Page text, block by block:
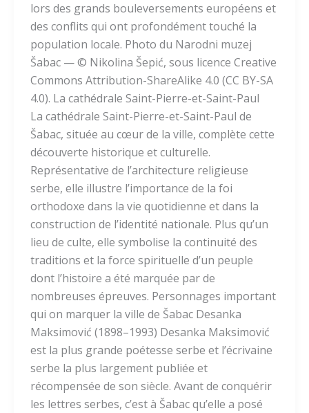
lors des grands bouleversements européens et
des conflits qui ont profondément touché la
population locale. Photo du Narodni muzej
Šabac — © Nikolina Šepić, sous licence Creative
Commons Attribution-ShareAlike 4.0 (CC BY-SA
4.0). La cathédrale Saint-Pierre-et-Saint-Paul
La cathédrale Saint-Pierre-et-Saint-Paul de
Šabac, située au cœur de la ville, complète cette
découverte historique et culturelle.
Représentative de l’architecture religieuse
serbe, elle illustre l’importance de la foi
orthodoxe dans la vie quotidienne et dans la
construction de l’identité nationale. Plus qu’un
lieu de culte, elle symbolise la continuité des
traditions et la force spirituelle d’un peuple
dont l’histoire a été marquée par de
nombreuses épreuves. Personnages important
qui on marquer la ville de Šabac Desanka
Maksimović (1898–1993) Desanka Maksimović
est la plus grande poétesse serbe et l’écrivaine
serbe la plus largement publiée et
récompensée de son siècle. Avant de conquérir
les lettres serbes, c’est à Šabac qu’elle a posé